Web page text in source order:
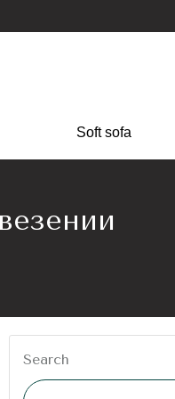
Soft sofa
Search